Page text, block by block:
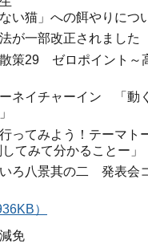
い猫」への餌やりにつ
が一部改正されました
策29 ゼロポイント～
ネイチャーイン 「動
ってみよう！テーマト
てみて分かることー」
ろ八景其の二 発表会
）
免